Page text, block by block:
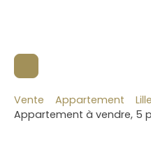
Vente Appartement
Appartement à vendre, 5